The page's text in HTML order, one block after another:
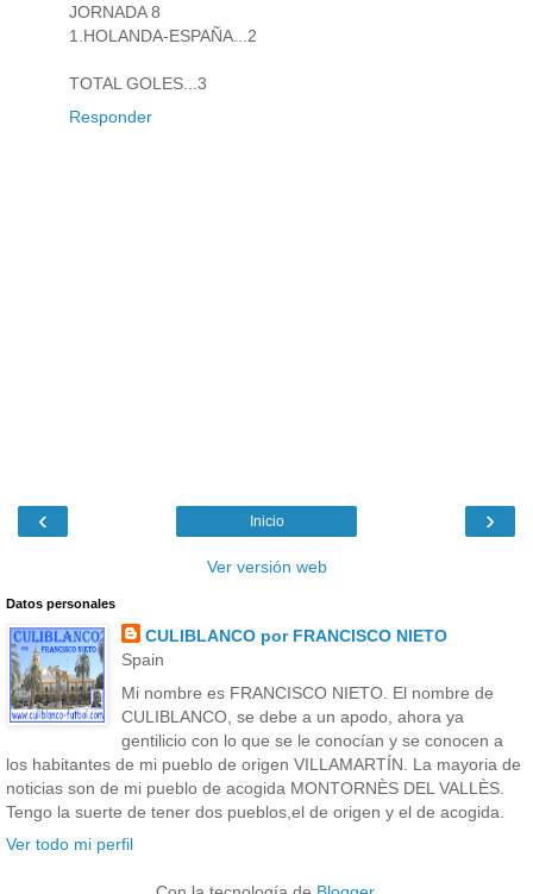
JORNADA 8
1.HOLANDA-ESPAÑA...2
TOTAL GOLES...3
Responder
‹ ›
Inicio
Ver versión web
Datos personales
CULIBLANCO por FRANCISCO NIETO
Spain
Mi nombre es FRANCISCO NIETO. El nombre de
CULIBLANCO, se debe a un apodo, ahora ya
gentilicio con lo que se le conocían y se conocen a
los habitantes de mi pueblo de origen VILLAMARTÍN. La mayoria de
noticias son de mi pueblo de acogida MONTORNÈS DEL VALLÈS.
Tengo la suerte de tener dos pueblos,el de origen y el de acogida.
Ver todo mi perfil